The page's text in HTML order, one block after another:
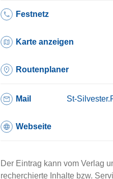
Festnetz
Karte anzeigen
Routenplaner
Mail
Webseite
Der Eintrag kann vom Verlag
recherchierte Inhalte bzw.